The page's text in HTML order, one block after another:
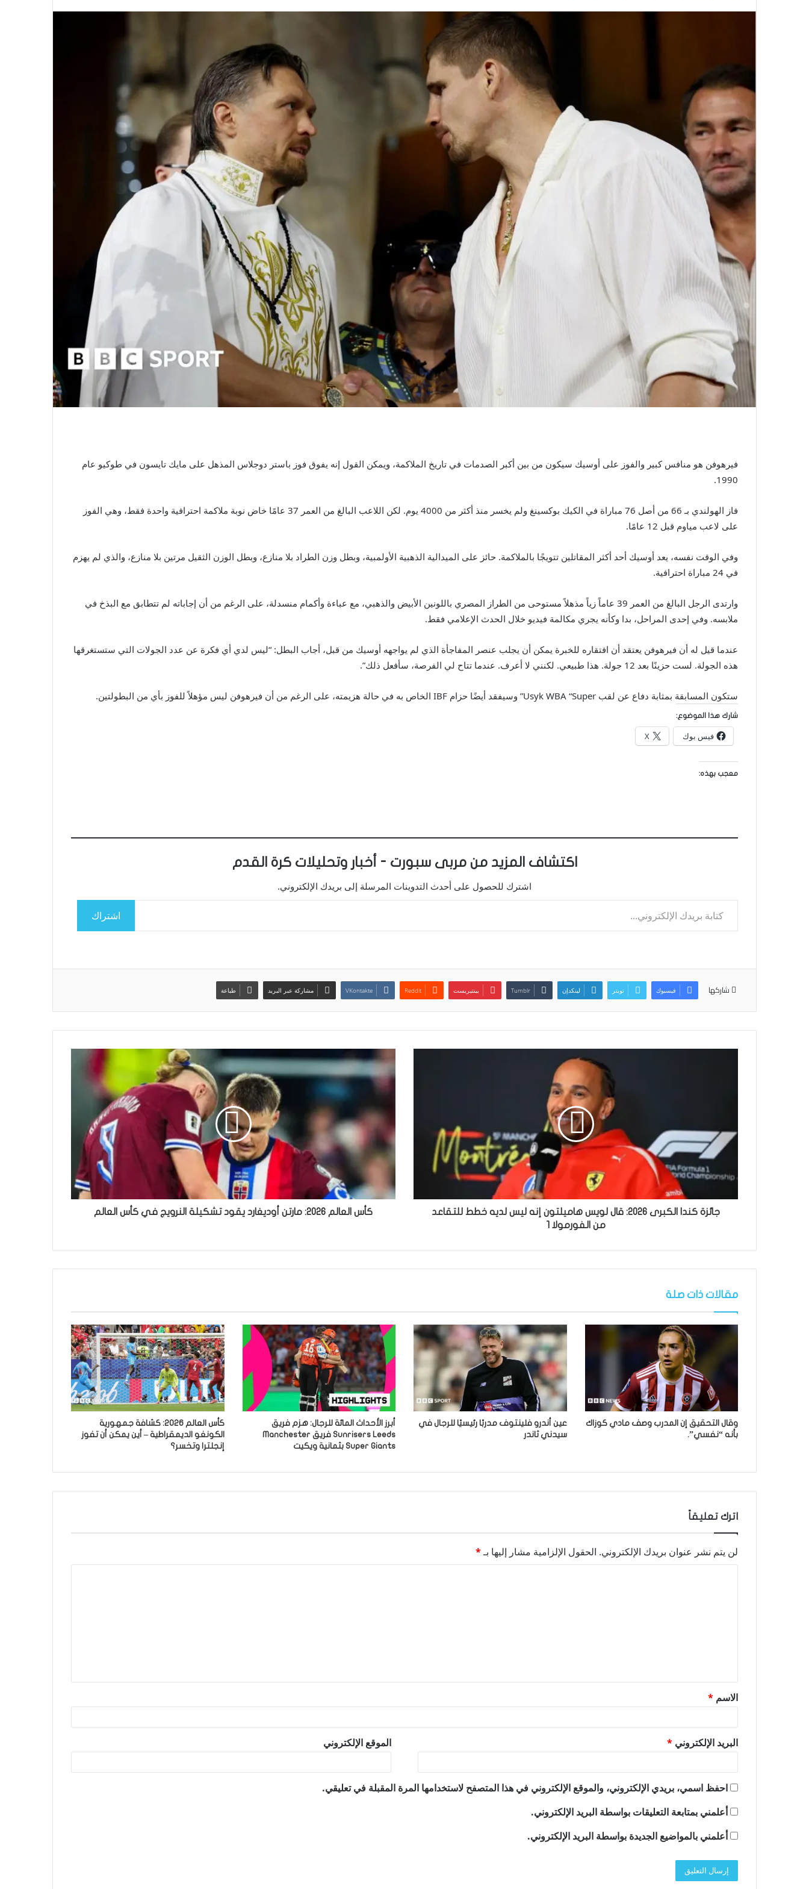
فيرهوفن هو منافس كبير والفوز على أوسيك سيكون من بين أكبر الصدمات في تاريخ الملاكمة، ويمكن القول إنه يفوق فوز باستر دوجلاس المذهل على مايك تايسون في طوكيو عام
1990.
فاز الهولندي بـ 66 من أصل 76 مباراة في الكيك بوكسينغ ولم يخسر منذ أكثر من 4000 يوم. لكن اللاعب البالغ من العمر 37 عامًا خاض نوبة ملاكمة احترافية واحدة فقط، وهي الفوز
على لاعب مياوم قبل 12 عامًا.
وفي الوقت نفسه، يعد أوسيك أحد أكثر المقاتلين تتويجًا بالملاكمة. حائز على الميدالية الذهبية الأولمبية، وبطل وزن الطراد بلا منازع، وبطل الوزن الثقيل مرتين بلا منازع، والذي لم يهزم
في 24 مباراة احترافية.
وارتدى الرجل البالغ من العمر 39 عاماً زياً مذهلاً مستوحى من الطراز المصري باللونين الأبيض والذهبي، مع عباءة وأكمام منسدلة، على الرغم من أن إجاباته لم تتطابق مع البذخ في
ملابسه. وفي إحدى المراحل، بدا وكأنه يجري مكالمة فيديو خلال الحدث الإعلامي فقط.
عندما قيل له أن فيرهوفن يعتقد أن افتقاره للخبرة يمكن أن يجلب عنصر المفاجأة الذي لم يواجهه أوسيك من قبل، أجاب البطل: “ليس لدي أي فكرة عن عدد الجولات التي ستستغرقها
هذه الجولة. لست حزينًا بعد 12 جولة. هذا طبيعي. لكنني لا أعرف. عندما تتاح لي الفرصة، سأفعل ذلك”.
ستكون المسابقة بمثابة دفاع عن لقب Usyk WBA “Super” وسيفقد أيضًا حزام IBF الخاص به في حالة هزيمته، على الرغم من أن فيرهوفن ليس مؤهلاً للفوز بأي من البطولتين.
شارك هذا الموضوع:
فيس بوك X
معجب بهذه:
اكتشاف المزيد من مربى سبورت - أخبار وتحليلات كرة القدم
اشترك للحصول على أحدث التدوينات المرسلة إلى بريدك الإلكتروني.
كتابة بريدك الإلكتروني...
اشتراك
شاركها فيسبوك تويتر لينكدإن بينتيريست مشاركة عبر البريد طباعة
جائزة كندا الكبرى 2026: قال لويس هاميلتون إنه ليس لديه خطط للتقاعد
من الفورمولا 1
كأس العالم 2026: مارتن أوديغارد يقود تشكيلة النرويج في كأس العالم
مقالات ذات صلة
وقال التحقيق إن المدرب وصف مادي كوزاك
بأنه “نفسي”.
عين أندرو فلينتوف مدربًا رئيسيًا للرجال في
سيدني ثاندر
أبرز الأحداث المائة للرجال: هزم فريق
Sunrisers Leeds فريق Manchester
Super Giants بثمانية ويكيت
كأس العالم 2026: كشافة جمهورية
الكونغو الديمقراطية – أين يمكن أن تفوز
إنجلترا وتخسر؟
اترك تعليقاً
لن يتم نشر عنوان بريدك الإلكتروني. الحقول الإلزامية مشار إليها بـ*
ق
*
الاسم *
البريد الإلكتروني * الموقع الإلكتروني
احفظ اسمي، بريدي الإلكتروني، والموقع الإلكتروني في هذا المتصفح لاستخدامها المرة المقبلة في تعليقي.
أعلمني بمتابعة التعليقات بواسطة البريد الإلكتروني.
أعلمني بالمواضيع الجديدة بواسطة البريد الإلكتروني.